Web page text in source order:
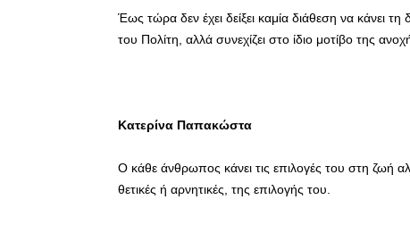
Έως τώρα δεν έχει δείξει καμία διάθεση να κάνει
του Πολίτη, αλλά συνεχίζει στο ίδιο μοτίβο της
Κατερίνα Παπακώστα
Ο κάθε άνθρωπος κάνει τις επιλογές του στη ζωή
θετικές ή αρνητικές, της επιλογής του.